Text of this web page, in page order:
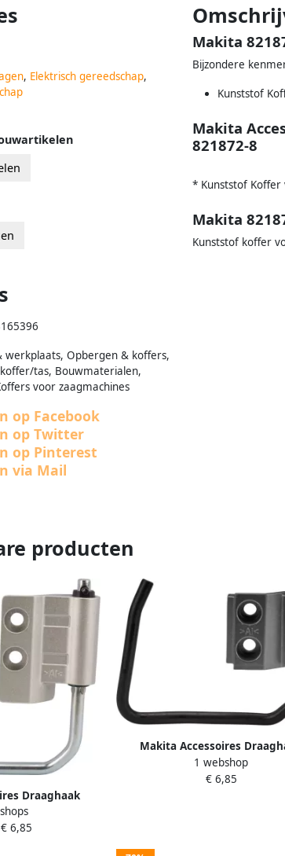
, Elektrisch gereedschap,
Makita
Bijzondere
Kunststof
Makita
821872-8
* Kunststof Koffer
Makita
Kunststof koffer
werkplaats, Opbergen & koffers,
tas, Bouwmaterialen,
voor zaagmachines
producten
Draaghaak
191C05-0
6,85
Makita Accessoires
reciprozaag 127468-6
1 webshop
€ 6,85